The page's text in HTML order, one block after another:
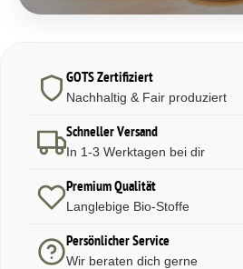
GOTS Zertifiziert
Nachhaltig & Fair produziert
Schneller Versand
In 1-3 Werktagen bei dir
Premium Qualität
Langlebige Bio-Stoffe
Persönlicher Service
Wir beraten dich gerne